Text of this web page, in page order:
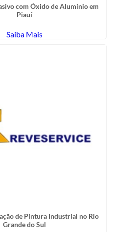
com Óxido de Aluminio em
Piauí
Saiba Mais
de Pintura Industrial no Rio
Grande do Sul